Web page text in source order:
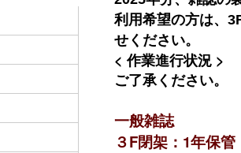
利用希望の方は、
せください。
<作業進行状況 >
ご了承ください。
一般雑誌
３F閉架：1年保管